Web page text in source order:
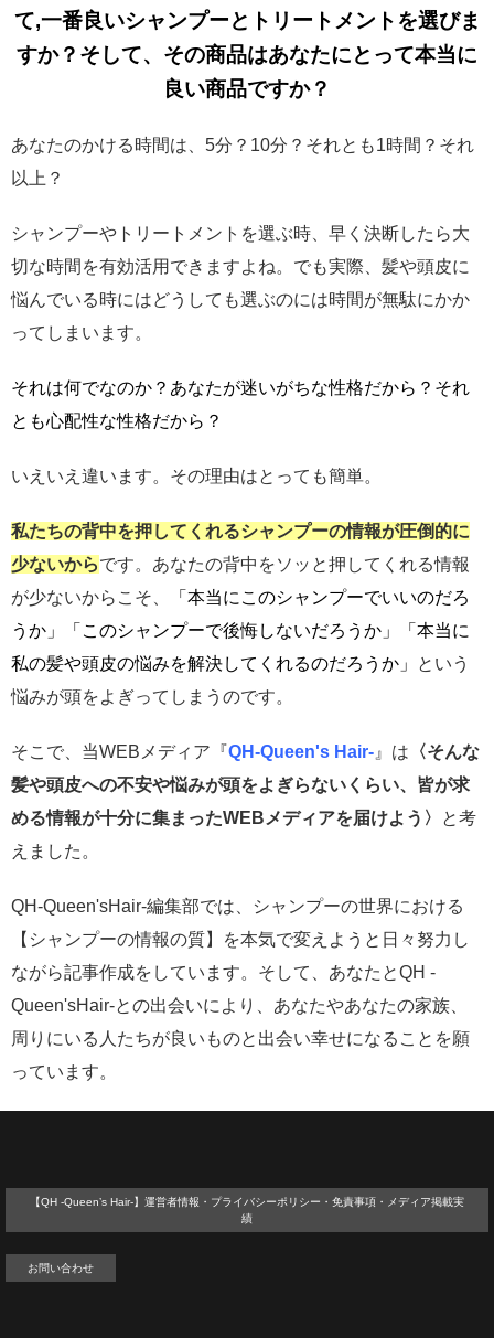
て,一番良いシャンプーとトリートメントを選びま
すか？そして、その商品はあなたにとって本当に
良い商品ですか？
あなたのかける時間は、5分？10分？それとも1時間？それ
以上？
シャンプーやトリートメントを選ぶ時、早く決断したら大
切な時間を有効活用できますよね。でも実際、髪や頭皮に
悩んでいる時にはどうしても選ぶのには時間が無駄にかか
ってしまいます。
それは何でなのか？あなたが迷いがちな性格だから？それ
とも心配性な性格だから？
いえいえ違います。その理由はとっても簡単。
私たちの背中を押してくれるシャンプーの情報が圧倒的に
少ないからです。あなたの背中をソッと押してくれる情報
が少ないからこそ、
「本当にこのシャンプーでいいのだろ
うか」
「このシャンプーで後悔しないだろうか」「本当に
私の髪や頭皮の悩みを解決してくれるのだろうか」
という
悩みが頭をよぎってしまうのです。
そこで、当WEBメディア『QH-Queen's Hair- 』は 〈そんな
髪や頭皮への不安や悩みが頭をよぎらないくらい、皆が求
める情報が十分に集まったWEBメディアを届けよう〉
と考
えました。
QH-Queen'sHair-編集部では、シャンプーの世界における
【シャンプーの情報の質】を本気で変えようと日々努力し
ながら記事作成をしています。そして、あなたとQH -
Queen'sHair-との出会いにより、あなたやあなたの家族、
周りにいる人たちが良いものと出会い幸せになることを願
っています。
【QH -Queen’s Hair-】運営者情報・プライバシーポリシー・免責事項・メディア掲載実
績
お問い合わせ